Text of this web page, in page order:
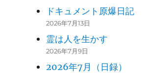
ドキュメント原爆日記
2026年7月13日
霊は人を生かす
2026年7月9日
2026年7月（日録）